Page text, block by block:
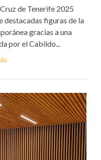
de Tenerife 2025
destacadas figuras de la
gracias a una
por el Cabildo...